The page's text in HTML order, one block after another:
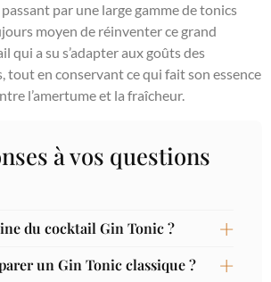
par une large gamme de tonics
moyen de réinventer ce grand
qui a su s’adapter aux goûts des
tout en conservant ce qui fait son essence
l’amertume et la fraîcheur.
à vos questions
du cocktail Gin Tonic ?
un Gin Tonic classique ?